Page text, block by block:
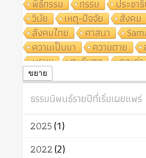
พิธีกรรม กรรม
ประชา
วินัย
เหตุ-ปัจจัย สังคม
สังคมไทย
ศาสนา
ความเป็นมา
ความตาย
พรหม
ตะวันตก
คุณค่า
ปฏิจจสมุปบาท
ศาสนาประจำชา
อินเดีย
ผู้บริโภค
ธรรมา
จักร
การแยกรัฐกับศาสนา
เทคโนโลยี
สิทธิ
พุทธบริษัท
ขยาย
ธรรมนิพนธ์รายปีที่เริ่มเผยแพร่
2025(1)
2022(2)